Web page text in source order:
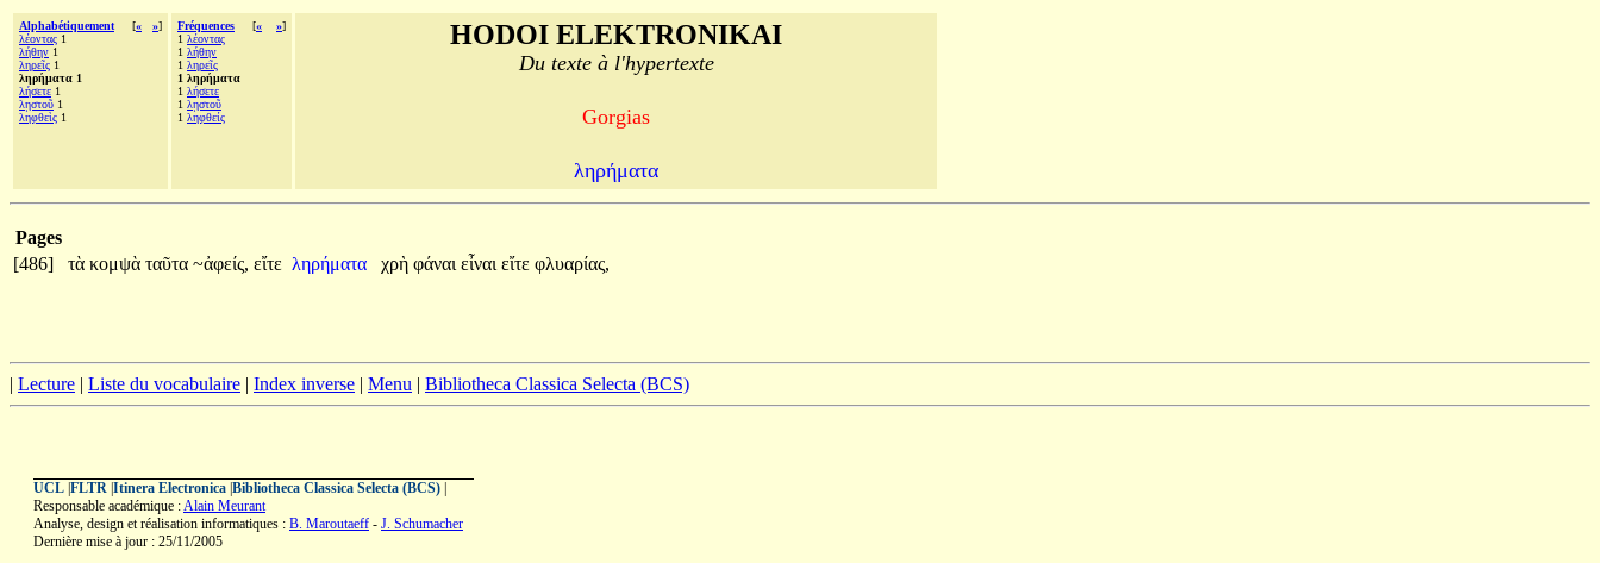
Alphabétiquement [« »]
λέοντας 1
λήθην 1
ληρεῖς 1
ληρήματα 1
λήσετε 1
λῃστοῦ 1
ληφθεὶς 1
Fréquences [« »]
1 λέοντας
1 λήθην
1 ληρεῖς
1 ληρήματα
1 λήσετε
1 λῃστοῦ
1 ληφθείς
HODOI ELEKTRONIKAI
Du texte à l'hypertexte
Gorgias
ληρήματα
Pages
[486]
τὰ κομψὰ ταῦτα ~ἀφείς, εἴτε ληρήματα χρὴ φάναι εἶναι εἴτε φλυαρίας,
| Lecture | Liste du vocabulaire | Index inverse | Menu | Bibliotheca Classica Selecta (BCS)
UCL FLTR Itinera Electronica Bibliotheca Classica Selecta (BCS)
Responsable académique :Alain Meurant
Analyse, design et réalisation informatiques : B. Maroutaeff - J. Schumacher
Dernière mise à jour : 25/11/2005